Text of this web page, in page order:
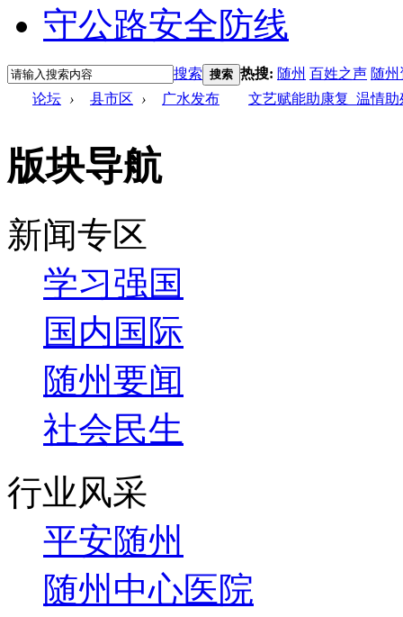
搜索 搜索 热搜: 随州 百姓之声 随
论坛 › 县市区 › 广水发布 文艺赋能助康复 温情助
版块导航
新闻专区
学习强国
国内国际
随州要闻
社会民生
行业风采
平安随州
随州中心医院